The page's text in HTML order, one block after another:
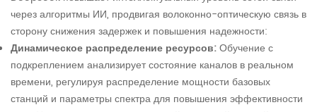
через алгоритмы ИИ, продвигая волоконно-оптическую связь в
сторону снижения задержек и повышения надежности:
Динамическое распределение ресурсов:Обучение с
подкреплением анализирует состояние каналов в реальном
времени, регулируя распределение мощности базовых
станций и параметры спектра для повышения эффективности